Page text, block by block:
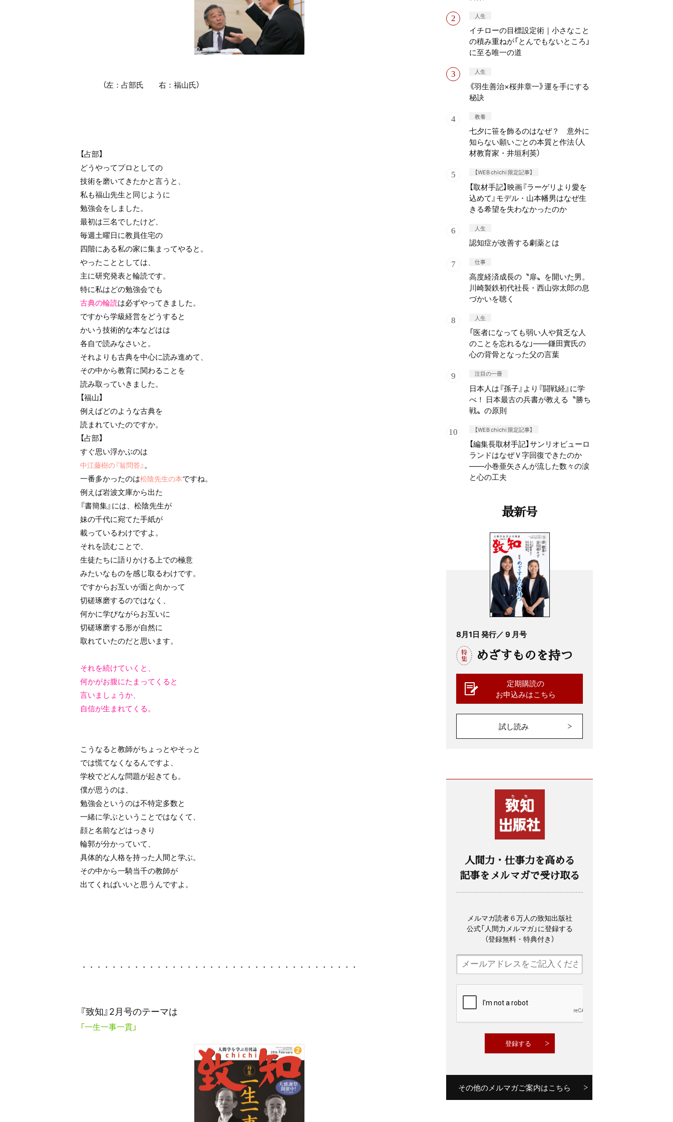
（左：占部氏 右：福山氏）
【占部】
どうやってプロとしての
技術を磨いてきたかと言うと、
私も福山先生と同じように
勉強会をしました。
最初は三名でしたけど、
毎週土曜日に教員住宅の
四階にある私の家に集まってやると。
やったこととしては、
主に研究発表と輪読です。
特に私はどの勉強会でも
古典の輪読は必ずやってきました。
ですから学級経営をどうすると
かいう技術的な本などはは
各自で読みなさいと。
それよりも古典を中心に読み進めて、
その中から教育に関わることを
読み取っていきました。
【福山】
例えばどのような古典を
読まれていたのですか。
【占部】
すぐ思い浮かぶのは
中江藤樹の『翁問答』。
一番多かったのは松陰先生の本ですね。
例えば岩波文庫から出た
『書簡集』には、松陰先生が
妹の千代に宛てた手紙が
載っているわけですよ。
それを読むことで、
生徒たちに語りかける上での極意
みたいなものを感じ取るわけです。
ですからお互いが面と向かって
切磋琢磨するのではなく、
何かに学びながらお互いに
切磋琢磨する形が自然に
取れていたのだと思います。
それを続けていくと、
何かがお腹にたまってくると
言いましょうか、
自信が生まれてくる。
こうなると教師がちょっとやそっと
では慌てなくなるんですよ、
学校でどんな問題が起きても。
僕が思うのは、
勉強会というのは不特定多数と
一緒に学ぶということではなくて、
顔と名前などはっきり
輪郭が分かっていて、
具体的な人格を持った人間と学ぶ。
その中から一騎当千の教師が
出てくればいいと思うんですよ。
・・・・・・・・・・・・・・・・・・・・・・・・・・・・・・・・・・・・・
『致知』2月号のテーマは
「一生一事一貫」
人生
イチローの目標設定術｜小さなこと
の積み重ねが「とんでもないところ」
に至る唯一の道
人生
《羽生善治×桜井章一》運を手にする
秘訣
教養
七夕に笹を飾るのはなぜ？ 意外に
知らない願いごとの本質と作法（人
材教育家・井垣利英）
【WEB chichi 限定記事】
【取材手記】映画『ラーゲリより愛を
込めて』モデル・山本幡男はなぜ生
きる希望を失わなかったのか
人生
認知症が改善する劇薬とは
仕事
高度経済成長の〝扉〟を開いた男。
川崎製鉄初代社長・西山弥太郎の息
づかいを聴く
人生
「医者になっても弱い人や貧乏な人
のことを忘れるな」——鎌田實氏の
心の背骨となった父の言葉
注目の一冊
日本人は『孫子』より『闘戦経』に学
べ！ 日本最古の兵書が教える〝勝ち
戦〟の原則
【WEB chichi 限定記事】
【編集長取材手記】サンリオピューロ
ランドはなぜＶ字回復できたのか
——小巻亜矢さんが流した数々の涙
と心の工夫
最新号
8月1日 発行／ 9 月号
めざすものを持つ
定期購読の
お申込みはこちら
試し読み
人間力・仕事力を高める
記事をメルマガで受け取る
メルマガ読者６万人の致知出版社
公式「人間力メルマガ」に登録する
（登録無料・特典付き）
その他のメルマガご案内はこちら